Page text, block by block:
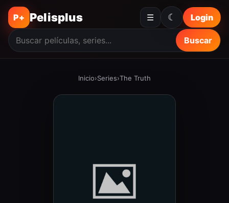
P+ Pelisplus ☰
Buscar
Login
☾
Inicio›Series›The Truth